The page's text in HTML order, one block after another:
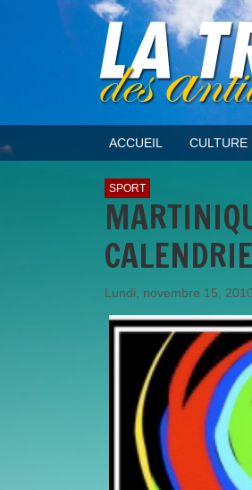
ACCUEIL CULTURE
SPORT
Lundi, novembre 15,